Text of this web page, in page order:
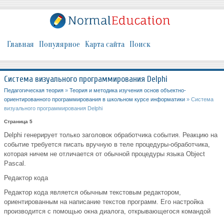
Главная Популярное Карта сайта Поиск
Система визуального программирования Delphi
Педагогическая теория » Теория и методика изучения основ объектно-
ориентированного программирования в школьном курсе информатики » Система
визуального программирования Delphi
Страница 5
Delphi генерирует только заголовок обработчика события. Реакцию на
событие требуется писать вручную в теле процедуры-обработчика,
которая ничем не отличается от обычной процедуры языка Object
Pascal.
Редактор кода
Редактор кода является обычным текстовым редактором,
ориентированным на написание текстов программ. Его настройка
производится с помощью окна диалога, открывающегося командой